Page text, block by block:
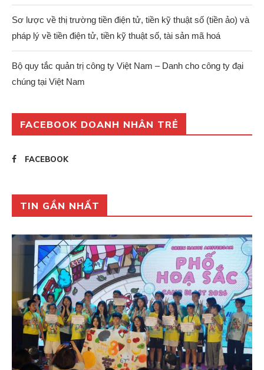
Sơ lược về thị trường tiền điện tử, tiền kỹ thuật số (tiền ảo) và
pháp lý về tiền điện tử, tiền kỹ thuật số, tài sản mã hoá
Bộ quy tắc quản trị công ty Việt Nam – Danh cho công ty đại
chúng tại Việt Nam
FACEBOOK DOANH NHÂN TRẺ
FACEBOOK
TIN GẦN NHẤT